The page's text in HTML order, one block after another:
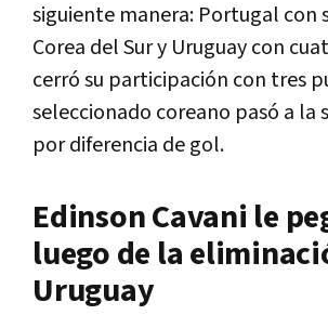
siguiente manera: Portugal con
Corea del Sur y Uruguay con
cerró su participación con tres
seleccionado coreano pasó a la
por diferencia de gol.
Edinson Cavani le
luego de la
Uruguay